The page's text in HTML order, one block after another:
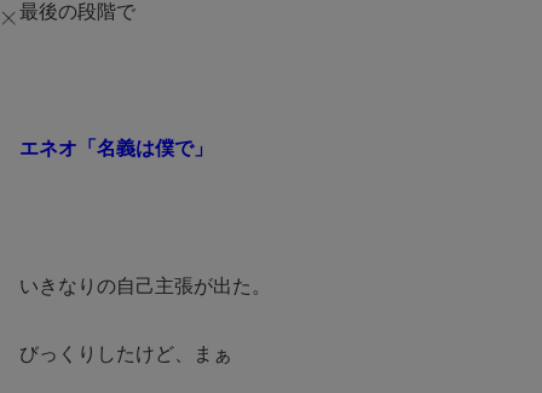
最後の段階で
エネオ「名義は僕で」
いきなりの自己主張が出た。
びっくりしたけど、まぁ